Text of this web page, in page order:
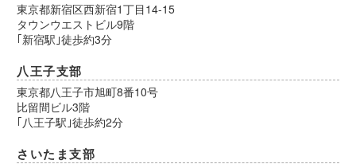
東京都新宿区西新宿1丁目14-15
タウンウエストビル9階
｢新宿駅｣徒歩約3分
八王子支部
東京都八王子市旭町8番10号
比留間ビル3階
｢八王子駅｣徒歩約2分
さいたま支部